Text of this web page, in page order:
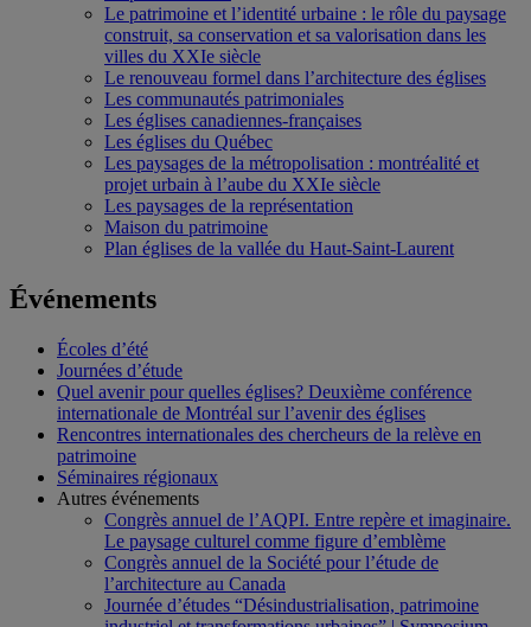
Le patrimoine et l’identité urbaine : le rôle du paysage
construit, sa conservation et sa valorisation dans les
villes du XXIe siècle
Le renouveau formel dans l’architecture des églises
Les communautés patrimoniales
Les églises canadiennes-françaises
Les églises du Québec
Les paysages de la métropolisation : montréalité et
projet urbain à l’aube du XXIe siècle
Les paysages de la représentation
Maison du patrimoine
Plan églises de la vallée du Haut-Saint-Laurent
Événements
Écoles d’été
Journées d’étude
Quel avenir pour quelles églises? Deuxième conférence
internationale de Montréal sur l’avenir des églises
Rencontres internationales des chercheurs de la relève en
patrimoine
Séminaires régionaux
Autres événements
Congrès annuel de l’AQPI. Entre repère et imaginaire.
Le paysage culturel comme figure d’emblème
Congrès annuel de la Société pour l’étude de
l’architecture au Canada
Journée d’études “Désindustrialisation, patrimoine